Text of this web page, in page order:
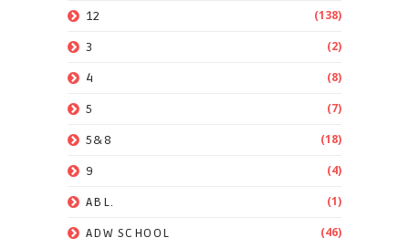
12 (138)
3 (2)
4 (8)
5 (7)
5&8 (18)
9 (4)
ABL. (1)
ADW SCHOOL (46)